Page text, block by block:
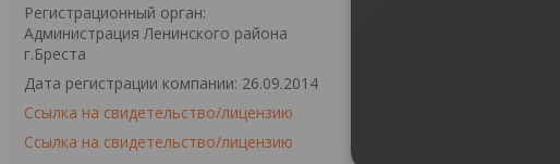
Регистрационный орган:
Администрация Ленинского района
г.Бреста
Дата регистрации компании: 26.09.2014
Ссылка на свидетельство/лицензию
Ссылка на свидетельство/лицензию